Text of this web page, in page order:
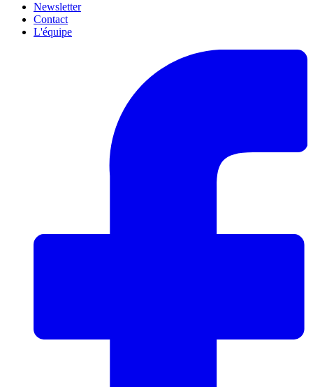
Newsletter
Contact
L'équipe